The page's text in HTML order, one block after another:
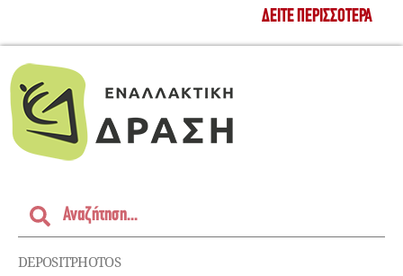
ΔΕΊΤΕ ΠΕΡΙΣΣΌΤΕΡΑ
DEPOSITPHOTOS